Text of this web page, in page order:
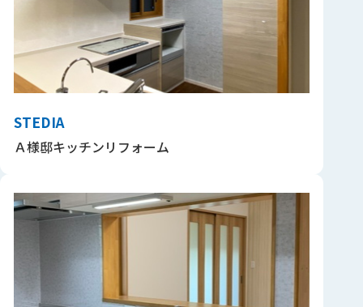
STEDIA
Ａ様邸キッチンリフォーム